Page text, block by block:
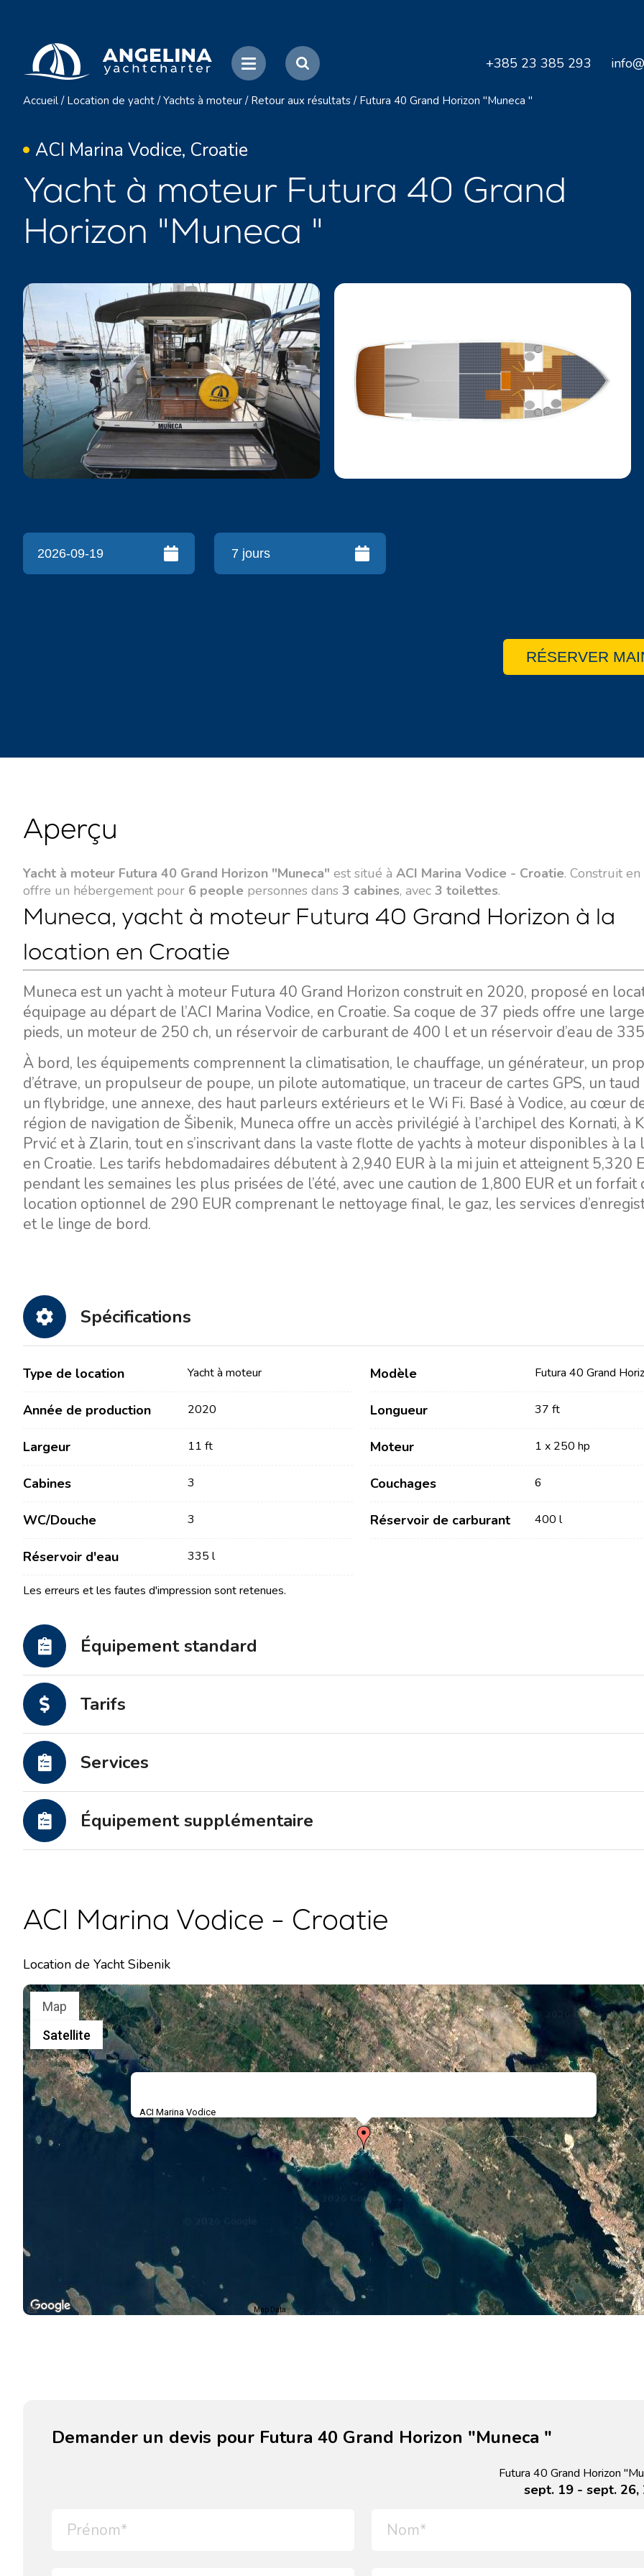
+385 23 385 293
Accueil / Location de yacht / Yachts à moteur / Retour aux résultats / Futura 40 Grand Horizon "Muneca "
ACI Marina Vodice, Croatie
Yacht à moteur Futura 40 Grand
Horizon "Muneca "
RÉSERVER
Aperçu
Yacht à moteur Futura 40 Grand Horizon "Muneca" est situé à ACI Marina Vodice - Croatie. Construit en
offre un hébergement pour 6 people personnes dans 3 cabines, avec 3 toilettes.
Muneca, yacht à moteur Futura 40 Grand Horizon à la
location en Croatie
Muneca est un yacht à moteur Futura 40 Grand Horizon construit en 2020, proposé en
équipage au départ de l’ACI Marina Vodice, en Croatie. Sa coque de 37 pieds offre une
pieds, un moteur de 250 ch, un réservoir de carburant de 400 l et un réservoir d’eau de
À bord, les équipements comprennent la climatisation, le chauffage, un générateur, un
d’étrave, un propulseur de poupe, un pilote automatique, un traceur de cartes GPS, un taud
un flybridge, une annexe, des haut parleurs extérieurs et le Wi Fi. Basé à Vodice, au cœur
région de navigation de Šibenik, Muneca offre un accès privilégié à l’archipel des Kornati, à
Prvić et à Zlarin, tout en s’inscrivant dans la vaste flotte de yachts à moteur disponibles à la
en Croatie. Les tarifs hebdomadaires débutent à 2,940 EUR à la mi juin et atteignent 5,320
pendant les semaines les plus prisées de l’été, avec une caution de 1,800 EUR et un forfait
location optionnel de 290 EUR comprenant le nettoyage final, le gaz, les services
et le linge de bord.
Spécifications
Type de location Yacht à moteur Modèle Futura 40 Grand
Année de production 2020 Longueur 37 ft
Largeur 11 ft Moteur 1 x 250 hp
Cabines 3 Couchages 6
WC/Douche 3 Réservoir de carburant 400 l
Réservoir d'eau 335 l
Les erreurs et les fautes d'impression sont retenues.
Équipement standard
Tarifs
Services
Équipement supplémentaire
ACI Marina Vodice - Croatie
Location de Yacht Sibenik
ACI Marina Vodice
Map
Satellite
Map Data
Demander un devis pour Futura 40 Grand Horizon "Muneca "
Futura 40 Grand Horizon
sept. 19 - sept. 26,
Contact
Actualités / Blog
Partenaires
FAQ
Notre flotte
Voiliers
Catamarans à moteur
Yacht à moteur
Services
Locations sans Equipage
Bali
Destinations
Région de navigation de
Biograd na Moru
Région de navigation de
d'Istrie